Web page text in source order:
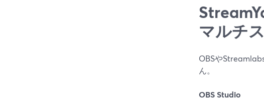
マルチ
OBSや
ん。
OBS Studio